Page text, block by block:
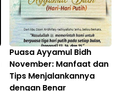
Puasa Ayyamul Bidh
November: Manfaat dan
Tips Menjalankannya
dengan Benar